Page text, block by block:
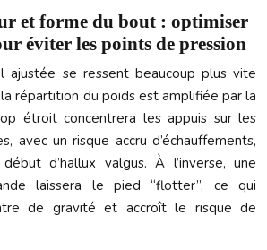
et forme du bout : optimiser
éviter les points de pression
ajustée se ressent beaucoup plus vite
la répartition du poids est amplifiée par la
étroit concentrera les appuis sur les
avec un risque accru d’échauffements,
d’hallux valgus. À l’inverse, une
laissera le pied “flotter”, ce qui
de gravité et accroît le risque de